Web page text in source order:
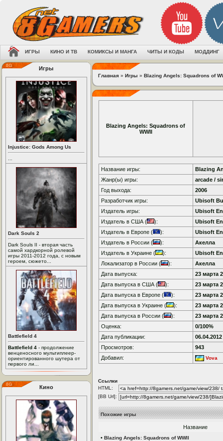
ИГРЫ КИНО И ТВ КОМИКСЫ И МАНГА ЧИТЫ И КОДЫ МОДДИНГ
Игры
Injustice: Gods Among Us
Dark Souls 2
Dark Souls II - вторая часть
самой хардкорной ролевой
игры 2011-2012 года, с новым
героем, сюжето...
Battlefield 4
Battlefield 4 - продолжение
венценосного мультиплеер-
ориентированного шутера от
первого ли...
Кино
Главная » Игры » Blazing Angels: Squadrons of
Blazing Angels: Squadrons of
WWII
Название игры:
Blazing
Жанр(ы) игры:
arcade /
Год выхода:
2006
Разработчик игры:
Ubisoft
Издатель игры:
Ubisoft
Издатель в США (
):
Ubisoft
Издатель в Европе (
):
Ubisoft
Издатель в России (
):
Акелла
Издатель в Украине (
):
Ubisoft
Локализатор в России (
):
Акелла
Дата выпуска:
23 марта
Дата выпуска в США (
):
23 марта
Дата выпуска в Европе (
):
23 марта
Дата выпуска в Украине (
):
23 марта
Дата выпуска в России (
):
23 марта
Оценка:
0/100%
Дата публикации:
06.04.2012
Просмотров:
943
Добавил:
Vova
Ссылки
HTML:
[BB Url]:
Похожие игры
Название
• Blazing Angels: Squadrons of WWII